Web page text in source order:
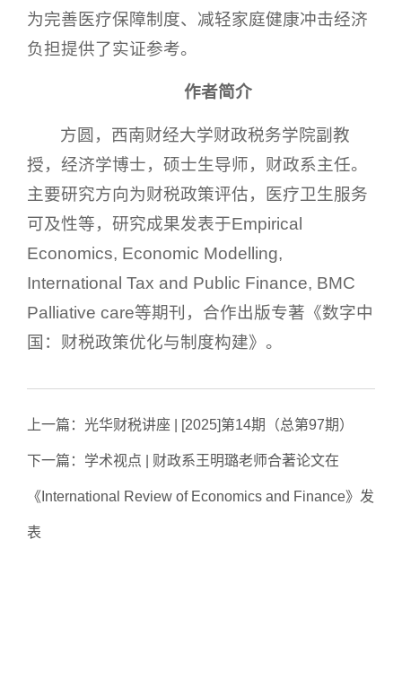
为完善医疗保障制度、减轻家庭健康冲击经济
负担提供了实证参考。
作者简介
方圆，西南财经大学财政税务学院副教
授，经济学博士，硕士生导师，财政系主任。
主要研究方向为财税政策评估，医疗卫生服务
可及性等，研究成果发表于Empirical
Economics, Economic Modelling,
International Tax and Public Finance, BMC
Palliative care等期刊，合作出版专著《数字中
国：财税政策优化与制度构建》。
上一篇： 光华财税讲座 | [2025]第14期（总第97期）
下一篇： 学术视点 | 财政系王明璐老师合著论文在
《International Review of Economics and Finance》发
表